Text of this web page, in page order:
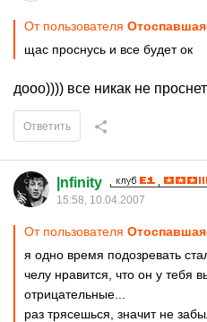
От пользователя
щас проснусь и все будет ок
дооо)))) все никак не
Ответить
|nfinity
15:58, 10.04.2007
От пользователя
я одно время подозревать
челу нравится, что он у тебя
отрицательные...
раз трясешься, значит не